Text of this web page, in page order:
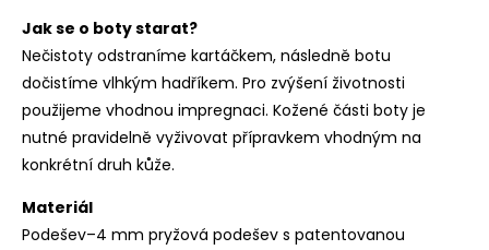
Jak se o boty starat?
Nečistoty odstraníme kartáčkem, následně botu
dočistíme vlhkým hadříkem. Pro zvýšení životnosti
použijeme vhodnou impregnaci. Kožené části boty je
nutné pravidelně vyživovat přípravkem vhodným na
konkrétní druh kůže.
Materiál
Podešev–4 mm pryžová podešev s patentovanou